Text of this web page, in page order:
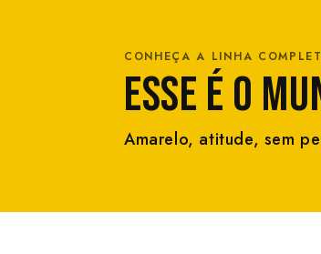
CONHEÇA A LINHA
ESSE É O
Amarelo, atitude, sem